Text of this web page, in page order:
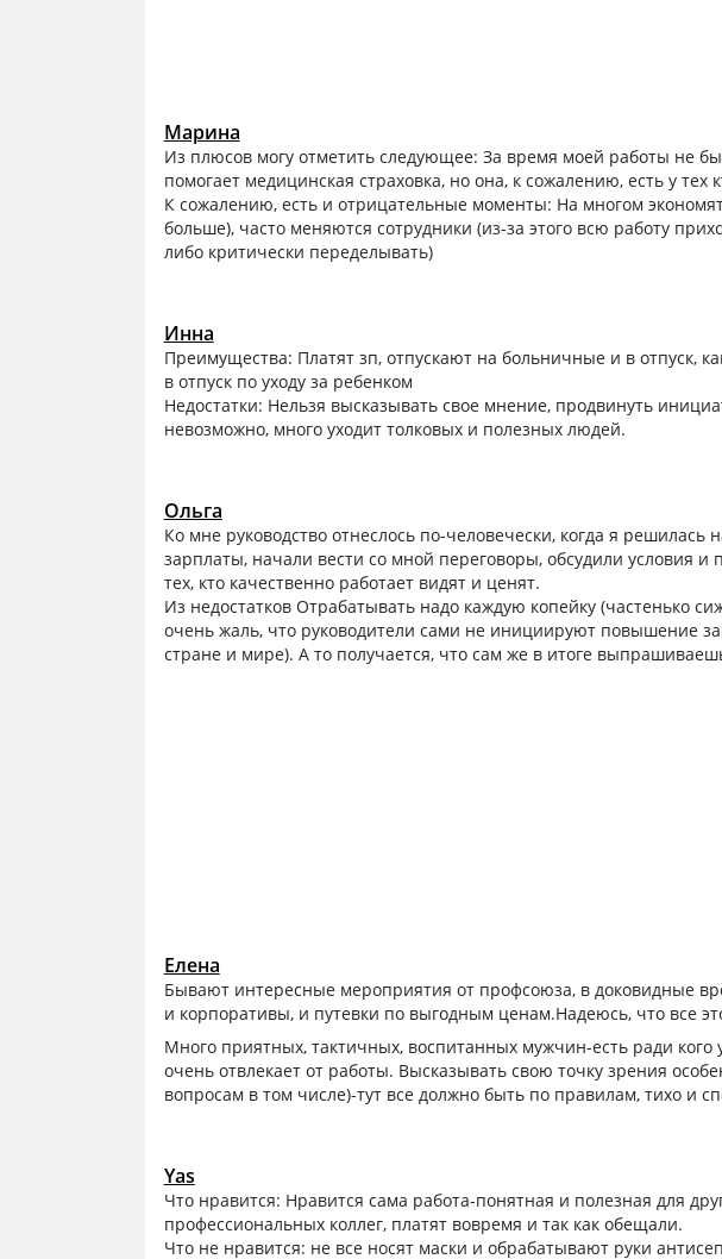
Марина
Из плюсов могу отметить следующее: За время моей работы не
помогает медицинская страховка, но она, к сожалению, есть у тех
К сожалению, есть и отрицательные моменты: На многом
больше), часто меняются сотрудники (из-за этого всю работу
либо критически переделывать)
Инна
Преимущества: Платят зп, отпускают на больничные и в отпуск,
в отпуск по уходу за ребенком
Недостатки: Нельзя высказывать свое мнение, продвинуть
невозможно, много уходит толковых и полезных людей.
Ольга
Ко мне руководство отнеслось по-человечески, когда я решилась
зарплаты, начали вести со мной переговоры, обсудили условия
тех, кто качественно работает видят и ценят.
Из недостатков Отрабатывать надо каждую копейку (частенько
очень жаль, что руководители сами не инициируют повышение
стране и мире). А то получается, что сам же в итоге
Елена
Бывают интересные мероприятия от профсоюза, в доковидные
и корпоративы, и путевки по выгодным ценам.Надеюсь, что все
Много приятных, тактичных, воспитанных мужчин-есть ради кого
очень отвлекает от работы. Высказывать свою точку зрения
вопросам в том числе)-тут все должно быть по правилам, тихо и
Yas
Что нравится: Нравится сама работа-понятная и полезная для
профессиональных коллег, платят вовремя и так как обещали.
Что не нравится: не все носят маски и обрабатывают руки